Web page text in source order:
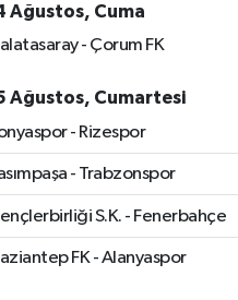
Ağustos, Cuma
- Çorum FK
Ağustos, Cumartesi
- Rizespor
- Trabzonspor
S.K. - Fenerbahçe
FK - Alanyaspor